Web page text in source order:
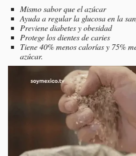
Mismo sabor que el azúcar
Ayuda a regular la glucosa en la
Previene diabetes y obesidad
Protege los dientes de caries
Tiene 40% menos calorías y 75%
azúcar.